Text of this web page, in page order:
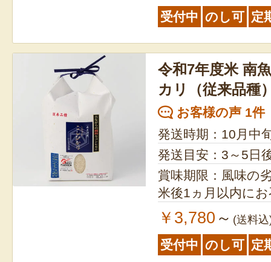
受付中 のし可 定
令和7年度米 南
カリ（従来品種
お客様の声 1件
発送時期：10月中
発送目安：3～5日
賞味期限：風味の
米後1ヵ月以内に
￥3,780 ～ (送料
受付中 のし可 定